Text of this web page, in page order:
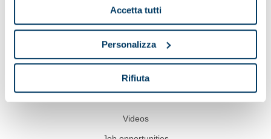
Accetta tutti
Personalizza
Rifiuta
Applications
Service
Case histories
Videos